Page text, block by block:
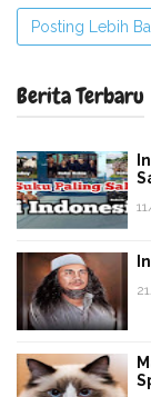
Posting Lebih
Berita Terbaru